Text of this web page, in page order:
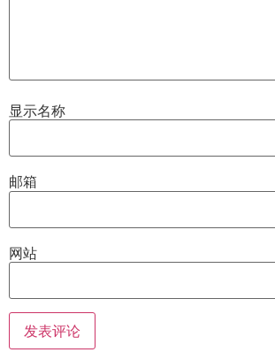
显示名称
邮箱
网站